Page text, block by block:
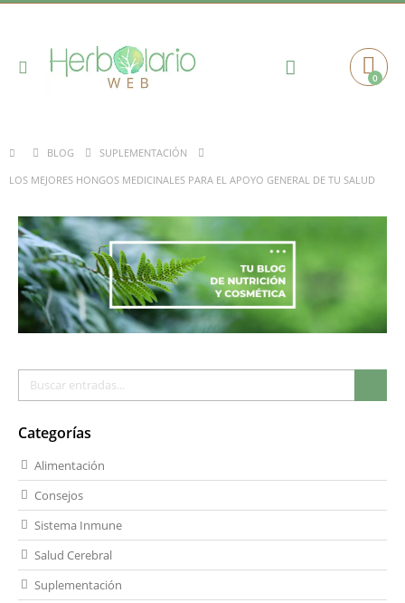
Toggle
Cart0
BLOG
SUPLEMENTACIÓN
LOS MEJORES HONGOS MEDICINALES PARA EL APOYO GENERAL DE TU SALUD
Categorías
Alimentación
Consejos
Sistema Inmune
Salud Cerebral
Suplementación